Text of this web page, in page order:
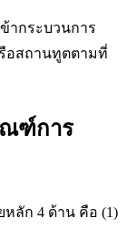
ากระบวนการ
รือสถานทูตตามที่
ณฑ์การ
หลัก 4 ด้าน คือ (1)